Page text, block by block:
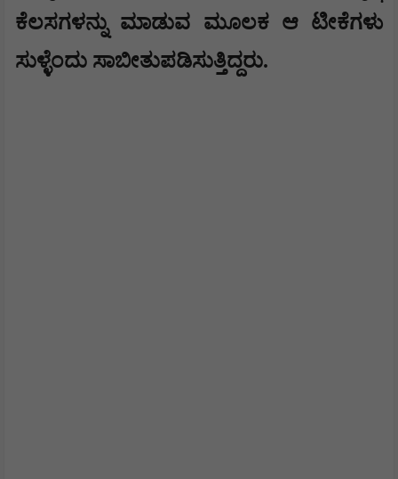
ಕೆಲಸಗಳನ್ನು ಮಾಡುವ ಮೂಲಕ ಆ ಟೀಕೆಗಳು
ಸುಳ್ಳೆಂದು ಸಾಬೀತುಪಡಿಸುತ್ತಿದ್ದರು.